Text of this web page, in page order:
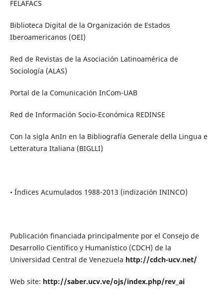
FELAFACS
Biblioteca Digital de la Organización de Estados
Iberoamericanos (OEI)
Red de Revistas de la Asociación Latinoamérica de
Sociología (ALAS)
Portal de la Comunicación InCom-UAB
Red de Información Socio-Económica REDINSE
Con la sigla AnIn en la Bibliografía Generale della Lingua e
Letteratura Italiana (BIGLLI)
• Índices Acumulados 1988-2013 (indización ININCO)
Publicación financiada principalmente por el Consejo de
Desarrollo Científico y Humanístico (CDCH) de la
Universidad Central de Venezuela http://cdch-ucv.net/
Web site: http://saber.ucv.ve/ojs/index.php/rev_ai